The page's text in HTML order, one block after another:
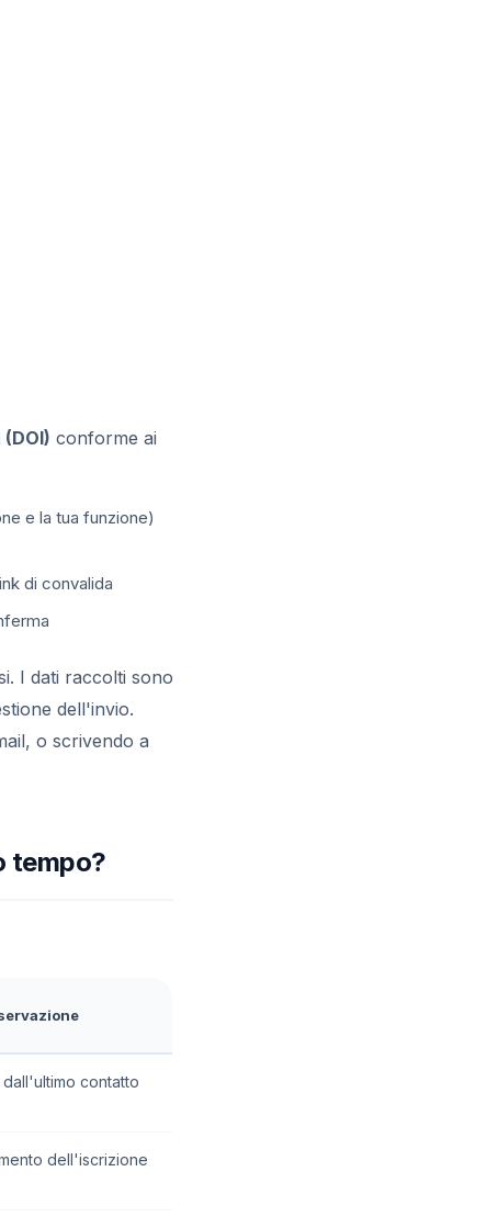
conforme ai
e la tua funzione)
di convalida
I dati raccolti sono
dell'invio.
o scrivendo a
tempo?
contatto
dell'iscrizione